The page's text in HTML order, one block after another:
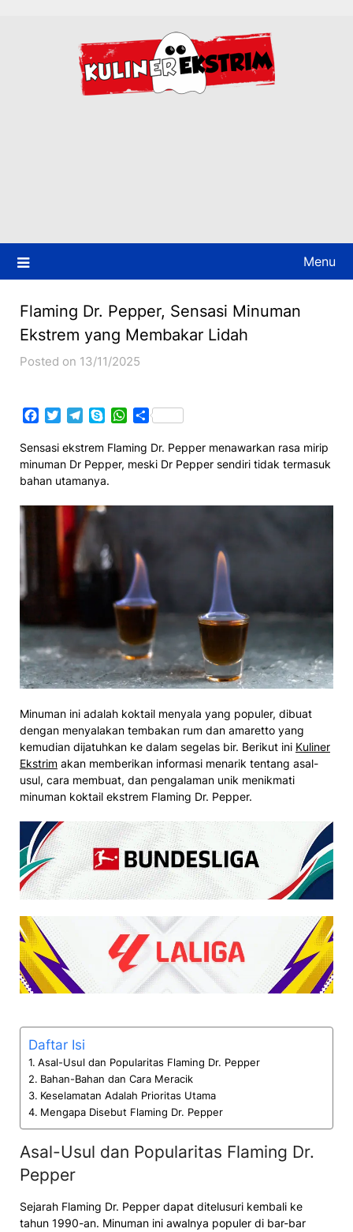
Menu
Flaming Dr. Pepper, Sensasi Minuman
Ekstrem yang Membakar Lidah
Posted on 13/11/2025
Facebook
TwitterTelegram
SkypeWhatsApp
Share
Sensasi ekstrem Flaming Dr. Pepper menawarkan rasa mirip
minuman Dr Pepper, meski Dr Pepper sendiri tidak termasuk
bahan utamanya.
Minuman ini adalah koktail menyala yang populer, dibuat
dengan menyalakan tembakan rum dan amaretto yang
kemudian dijatuhkan ke dalam segelas bir​. Berikut ini Kuliner
Ekstrim akan memberikan informasi menarik tentang asal-
usul, cara membuat, dan pengalaman unik menikmati
minuman koktail ekstrem Flaming Dr. Pepper.
Daftar Isi
Asal-Usul dan Popularitas Flaming Dr. Pepper
Bahan-Bahan dan Cara Meracik
Keselamatan Adalah Prioritas Utama
Mengapa Disebut Flaming Dr. Pepper
Asal-Usul dan Popularitas Flaming Dr.
Pepper
Sejarah Flaming Dr. Pepper dapat ditelusuri kembali ke
tahun 1990-an. Minuman ini awalnya populer di bar-bar